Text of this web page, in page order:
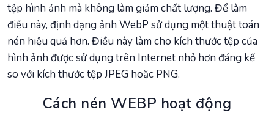
tệp hình ảnh mà không làm giảm chất lượng. Để làm
điều này, định dạng ảnh WebP sử dụng một thuật toán
nén hiệu quả hơn. Điều này làm cho kích thước tệp của
hình ảnh được sử dụng trên Internet nhỏ hơn đáng kể
so với kích thước tệp JPEG hoặc PNG.
Cách nén WEBP hoạt động